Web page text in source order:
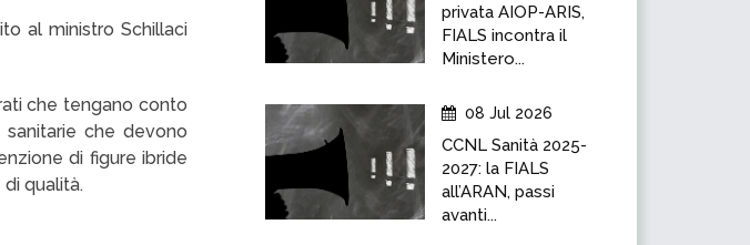
al ministro Schillaci
che tengano conto
che devono
di figure ibride
qualità.
privata AIOP-ARIS,
FIALS incontra il
Ministero...
08 Jul 2026
CCNL Sanità 2025-
2027: la FIALS
all’ARAN, passi
avanti...